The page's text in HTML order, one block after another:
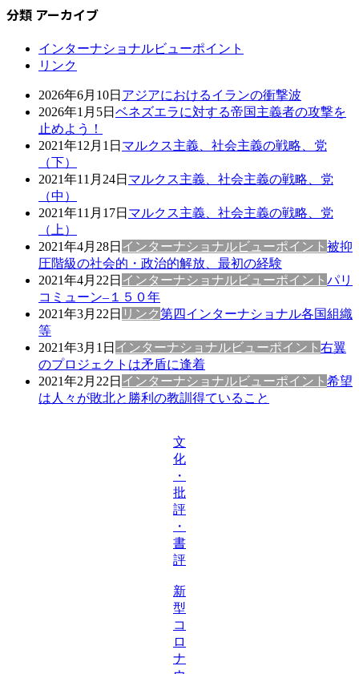
分類 アーカイブ
インターナショナルビューポイント
リンク
2026年6月10日 アジアにおけるイランの衝撃波
2026年1月5日 ベネズエラに対する帝国主義者の攻撃を
止めよう！
2021年12月1日 マルクス主義、社会主義の戦略、党
（下）
2021年11月24日 マルクス主義、社会主義の戦略、党
（中）
2021年11月17日 マルクス主義、社会主義の戦略、党
（上）
2021年4月28日 インターナショナルビューポイント 被抑
圧階級の社会的・政治的解放、最初の経験
2021年4月22日 インターナショナルビューポイント パリ
コミューン–１５０年
2021年3月22日 リンク第四インターナショナル各国組織
等
2021年3月1日 インターナショナルビューポイント 右翼
のプロジェクトは矛盾に逢着
2021年2月22日 インターナショナルビューポイント 希望
は人々が敗北と勝利の教訓得ていること
文
化
・
批
評
・
書
評
新
型
コ
ロ
ナ